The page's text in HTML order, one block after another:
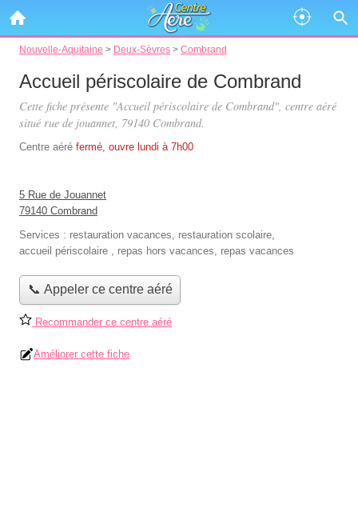
Nouvelle-Aquitaine > Deux-Sèvres > Combrand
Accueil périscolaire de Combrand
Cette fiche présente "Accueil périscolaire de Combrand", centre aéré
situé rue de jouannet, 79140 Combrand.
Centre aéré fermé, ouvre lundi à 7h00
5 Rue de Jouannet
79140 Combrand
Services : restauration vacances, restauration scolaire,
accueil périscolaire , repas hors vacances, repas vacances
📞 Appeler ce centre aéré
Recommander ce centre aéré
Améliorer cette fiche